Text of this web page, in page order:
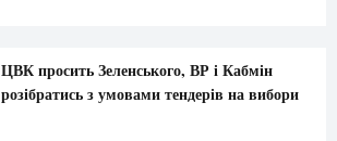
ЦВК просить Зеленського, ВР і Кабмін
розібратись з умовами тендерів на вибори